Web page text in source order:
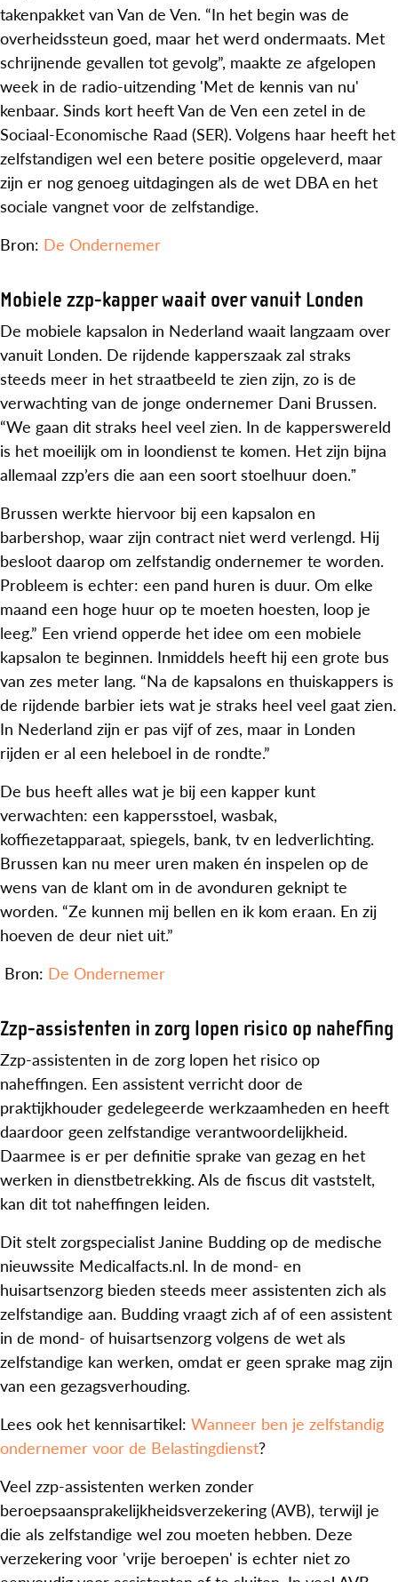
takenpakket van Van de Ven. “In het begin was de
overheidssteun goed, maar het werd ondermaats. Met
schrijnende gevallen tot gevolg”, maakte ze afgelopen
week in de radio-uitzending 'Met de kennis van nu'
kenbaar. Sinds kort heeft Van de Ven een zetel in de
Sociaal-Economische Raad (SER). Volgens haar heeft het
zelfstandigen wel een betere positie opgeleverd, maar
zijn er nog genoeg uitdagingen als de wet DBA en het
sociale vangnet voor de zelfstandige.
Bron: De Ondernemer
Mobiele zzp-kapper waait over vanuit Londen
De mobiele kapsalon in Nederland waait langzaam over
vanuit Londen. De rijdende kapperszaak zal straks
steeds meer in het straatbeeld te zien zijn, zo is de
verwachting van de jonge ondernemer Dani Brussen.
“We gaan dit straks heel veel zien. In de kapperswereld
is het moeilijk om in loondienst te komen. Het zijn bijna
allemaal zzp’ers die aan een soort stoelhuur doen.ˮ
Brussen werkte hiervoor bij een kapsalon en
barbershop, waar zijn contract niet werd verlengd. Hij
besloot daarop om zelfstandig ondernemer te worden.
Probleem is echter: een pand huren is duur. Om elke
maand een hoge huur op te moeten hoesten, loop je
leeg.” Een vriend opperde het idee om een mobiele
kapsalon te beginnen. Inmiddels heeft hij een grote bus
van zes meter lang. “Na de kapsalons en thuiskappers is
de rijdende barbier iets wat je straks heel veel gaat zien.
In Nederland zijn er pas vijf of zes, maar in Londen
rijden er al een heleboel in de rondte.”
De bus heeft alles wat je bij een kapper kunt
verwachten: een kappersstoel, wasbak,
koffiezetapparaat, spiegels, bank, tv en ledverlichting.
Brussen kan nu meer uren maken én inspelen op de
wens van de klant om in de avonduren geknipt te
worden. “Ze kunnen mij bellen en ik kom eraan. En zij
hoeven de deur niet uit.”
Bron: De Ondernemer
Zzp-assistenten in zorg lopen risico op naheffing
Zzp-assistenten in de zorg lopen het risico op
naheffingen. Een assistent verricht door de
praktijkhouder gedelegeerde werkzaamheden en heeft
daardoor geen zelfstandige verantwoordelijkheid.
Daarmee is er per definitie sprake van gezag en het
werken in dienstbetrekking. Als de fiscus dit vaststelt,
kan dit tot naheffingen leiden.
Dit stelt zorgspecialist Janine Budding op de medische
nieuwssite Medicalfacts.nl. In de mond- en
huisartsenzorg bieden steeds meer assistenten zich als
zelfstandige aan. Budding vraagt zich af of een assistent
in de mond- of huisartsenzorg volgens de wet als
zelfstandige kan werken, omdat er geen sprake mag zijn
van een gezagsverhouding.
Lees ook het kennisartikel: Wanneer ben je zelfstandig
ondernemer voor de Belastingdienst?
Veel zzp-assistenten werken zonder
beroepsaansprakelijkheidsverzekering (AVB), terwijl je
die als zelfstandige wel zou moeten hebben. Deze
verzekering voor 'vrije beroepen' is echter niet zo